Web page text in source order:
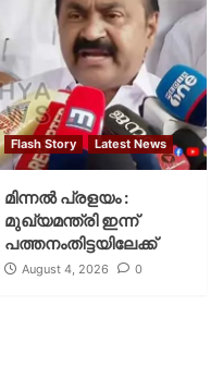
Flash Story Latest News
മിന്നല്‍ പ്രളയം :
മുഖ്യമന്ത്രി ഇന്ന്
പത്തനംതിട്ടയിലേക്ക്
August 4, 2026 0